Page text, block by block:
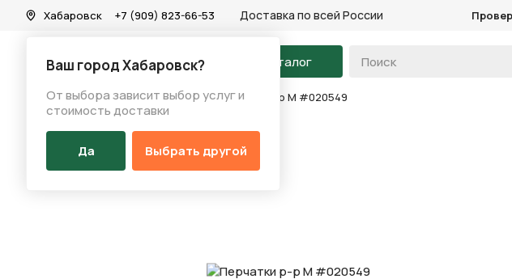
Хабаровск
Ваш город Хабаровск?
От выбора зависит выбор услуг и
стоимость доставки
Да Выбрать другой
+7 (909) 823-66-53 Доставка по всей России
На главную Каталог
Каталог/Аксессуары/Перчатки/Перчатки р-р M #020549